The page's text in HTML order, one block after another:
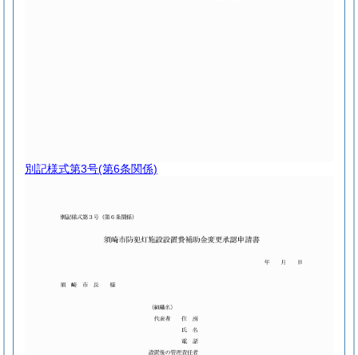
別記様式第3号(第6条関係)